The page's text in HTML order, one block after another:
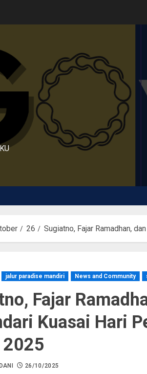
26 Sugiatno, Fajar Ramadhan,
jalur paradise mandiri News and Community
Fajar
Kuasai Hari
2025
26/10/2025